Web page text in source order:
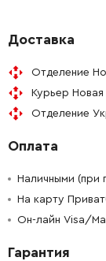
N463678
N463678
N014681
N658202
Доставка
Отделение
Курьер Новая
Отделение
Оплата
Наличными (при
На карту
Он-лайн Visa/
Гарантия